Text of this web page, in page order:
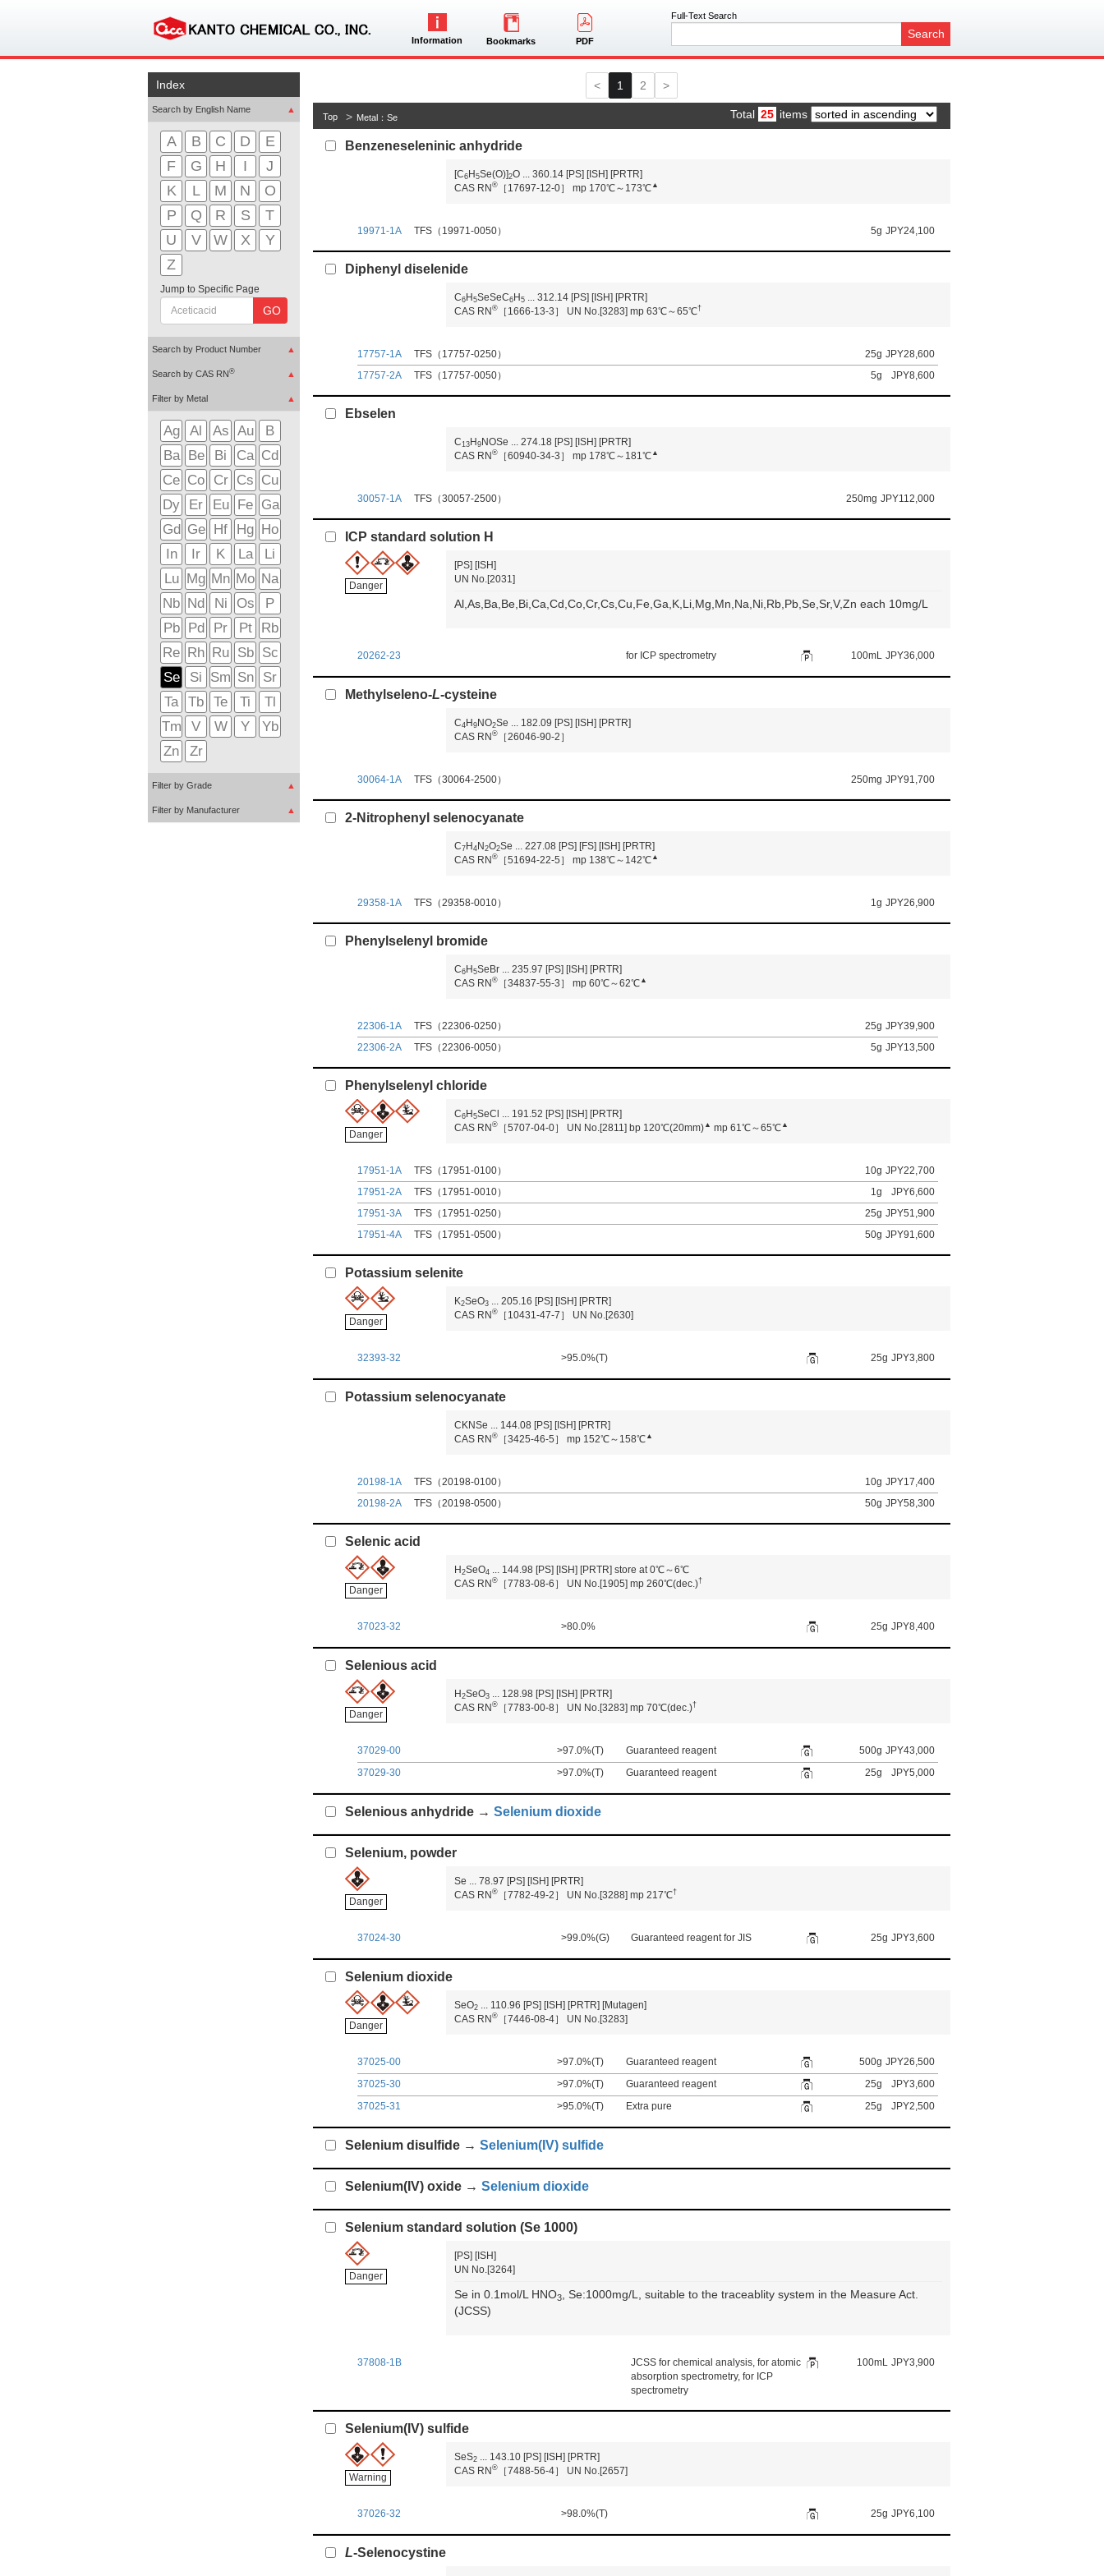
Information Bookmarks PDF
Full-Text Search
Search
Index
Search by English Name ▲
A B C D
E
F
G H I
J
K
L M N
O
P
Q R S
T
U
V W X
Y
Z
Jump to Specific Page
GO
Search by Product Number ▲
Search by CAS RN® ▲
Filter by Metal ▲
Ag Al As Au
B
Ba
Be Bi Ca Cd
Ce Co Cr Cs Cu
Dy
Er Eu Fe Ga
Gd Ge Hf Hg Ho
In
Ir K La
Li
Lu Mg Mn Mo Na
Nb Nd Ni Os
P
Pb
Pd Pr Pt
Rb
Re Rh Ru Sb
Sc
Se
Si Sm Sn
Sr
Ta
Tb Te Ti
Tl
Tm
V W Y
Yb
Zn
Zr
Filter by Grade ▲
Filter by Manufacturer ▲
< 1 2 >
Top Metal：Se Total 25 items
Benzeneseleninic anhydride
[C6H 5Se(O)]2O ... 360.14 [PS] [ISH] [PRTR]
CAS RN ®［17697-12-0］ mp 170℃～173℃▲
19971-1A TFS（19971-0050） 5g JPY24,100
Diphenyl diselenide
C6H 5SeSeC6H 5 ... 312.14 [PS] [ISH] [PRTR]
CAS RN ®［1666-13-3］ UN No.[3283] mp 63℃～65℃†
17757-1A TFS（17757-0250） 25g JPY28,600
17757-2A
TFS（17757-0050） 5g JPY8,600
Ebselen
C13H 9NOSe ... 274.18 [PS] [ISH] [PRTR]
CAS RN ®［60940-34-3］ mp 178℃～181℃▲
30057-1A TFS（30057-2500） 250mg JPY112,000
ICP standard solution H
Danger
[PS] [ISH]
UN No.[2031]
Al,As,Ba,Be,Bi,Ca,Cd,Co,Cr,Cs,Cu,Fe,Ga,K,Li,Mg,Mn,Na,Ni,Rb,Pb,Se,Sr,V,Zn each 10mg/L
20262-23 for ICP spectrometry 100mL JPY36,000
Methylseleno-L-cysteine
C4 H 9NO2Se ... 182.09 [PS] [ISH] [PRTR]
CAS RN ®［26046-90-2］
30064-1A TFS（30064-2500） 250mg JPY91,700
2-Nitrophenyl selenocyanate
C7H 4 N 2O2Se ... 227.08 [PS] [FS] [ISH] [PRTR]
CAS RN ®［51694-22-5］ mp 138℃～142℃▲
29358-1A TFS（29358-0010） 1g JPY26,900
Phenylselenyl bromide
C6H 5SeBr ... 235.97 [PS] [ISH] [PRTR]
CAS RN ®［34837-55-3］ mp 60℃～62℃▲
22306-1A TFS（22306-0250） 25g JPY39,900
22306-2A
TFS（22306-0050） 5g JPY13,500
Phenylselenyl chloride
Danger
C6H 5SeCl ... 191.52 [PS] [ISH] [PRTR]
CAS RN ®［5707-04-0］ UN No.[2811] bp 120℃(20mm) ▲ mp 61℃～65℃▲
17951-1A TFS（17951-0100） 10g JPY22,700
17951-2A
TFS（17951-0010） 1g
JPY6,600
17951-3A
TFS（17951-0250） 25g JPY51,900
17951-4A
TFS（17951-0500） 50g JPY91,600
Potassium selenite
Danger
K2SeO3 ... 205.16 [PS] [ISH] [PRTR]
CAS RN ®［10431-47-7］ UN No.[2630]
32393-32 >95.0%(T) 25g JPY3,800
Potassium selenocyanate
CKNSe ... 144.08 [PS] [ISH] [PRTR]
CAS RN ®［3425-46-5］ mp 152℃～158℃▲
20198-1A TFS（20198-0100） 10g JPY17,400
20198-2A
TFS（20198-0500） 50g JPY58,300
Selenic acid
Danger
H 2SeO4 ... 144.98 [PS] [ISH] [PRTR] store at 0℃～6℃
CAS RN ®［7783-08-6］ UN No.[1905] mp 260℃(dec.)†
37023-32 >80.0% 25g JPY8,400
Selenious acid
Danger
H 2SeO3 ... 128.98 [PS] [ISH] [PRTR]
CAS RN ®［7783-00-8］ UN No.[3283] mp 70℃(dec.)†
37029-00 >97.0%(T) Guaranteed reagent 500g JPY43,000
37029-30
>97.0%(T) Guaranteed reagent 25g JPY5,000
Selenious anhydride → Selenium dioxide
Selenium, powder
Danger
Se ... 78.97 [PS] [ISH] [PRTR]
CAS RN ®［7782-49-2］ UN No.[3288] mp 217℃†
37024-30 >99.0%(G) Guaranteed reagent for JIS 25g JPY3,600
Selenium dioxide
Danger
SeO2 ... 110.96 [PS] [ISH] [PRTR] [Mutagen]
CAS RN ®［7446-08-4］ UN No.[3283]
37025-00 >97.0%(T) Guaranteed reagent 500g JPY26,500
37025-30
>97.0%(T) Guaranteed reagent 25g
JPY3,600
37025-31
>95.0%(T) Extra pure 25g JPY2,500
Selenium disulfide → Selenium(IV) sulfide
Selenium(IV) oxide → Selenium dioxide
Selenium standard solution (Se 1000)
Danger
[PS] [ISH]
UN No.[3264]
Se in 0.1mol/L HNO3, Se:1000mg/L, suitable to the traceablity system in the Measure Act.
(JCSS)
37808-1B
JCSS for chemical analysis, for atomic
absorption spectrometry, for ICP
spectrometry
100mL JPY3,900
Selenium(IV) sulfide
Warning
SeS2 ... 143.10 [PS] [ISH] [PRTR]
CAS RN ®［7488-56-4］ UN No.[2657]
37026-32 >98.0%(T) 25g JPY6,100
L-Selenocystine